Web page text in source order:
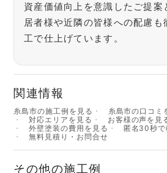
資産価値向上を意識したご提案
居者様や近隣の皆様への配慮も
工で仕上げています。
関連情報
糸島市の施工例を見る 糸島市の口コミ
対応エリアを見る
お客様の声を見
外壁塗装の費用を見る
匿名30秒で
無料見積り・お問合せ
その他の施工例